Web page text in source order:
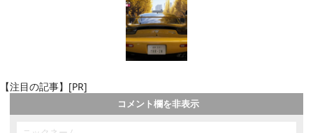
【注目の記事】[PR]
コメント欄を非表示